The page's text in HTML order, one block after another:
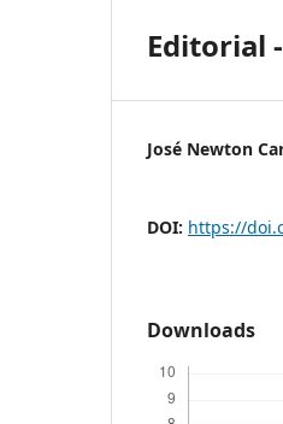
Editorial
José Newton
DOI: https://
Downloads